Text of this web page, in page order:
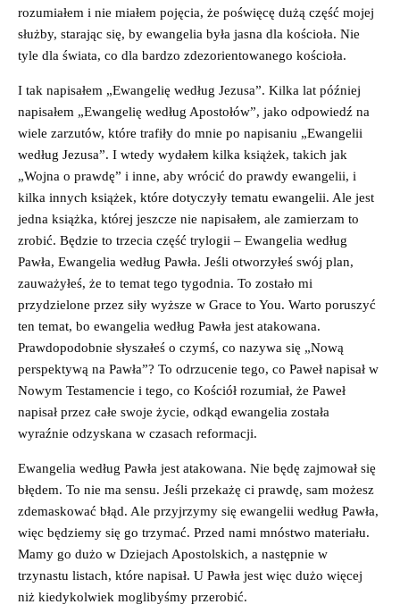
rozumiałem i nie miałem pojęcia, że poświęcę dużą część mojej
służby, starając się, by ewangelia była jasna dla kościoła. Nie
tyle dla świata, co dla bardzo zdezorientowanego kościoła.
I tak napisałem „Ewangelię według Jezusa”. Kilka lat później
napisałem „Ewangelię według Apostołów”, jako odpowiedź na
wiele zarzutów, które trafiły do mnie po napisaniu „Ewangelii
według Jezusa”. I wtedy wydałem kilka książek, takich jak
„Wojna o prawdę” i inne, aby wrócić do prawdy ewangelii, i
kilka innych książek, które dotyczyły tematu ewangelii. Ale jest
jedna książka, której jeszcze nie napisałem, ale zamierzam to
zrobić. Będzie to trzecia część trylogii – Ewangelia według
Pawła, Ewangelia według Pawła. Jeśli otworzyłeś swój plan,
zauważyłeś, że to temat tego tygodnia. To zostało mi
przydzielone przez siły wyższe w Grace to You. Warto poruszyć
ten temat, bo ewangelia według Pawła jest atakowana.
Prawdopodobnie słyszałeś o czymś, co nazywa się „Nową
perspektywą na Pawła”? To odrzucenie tego, co Paweł napisał w
Nowym Testamencie i tego, co Kościół rozumiał, że Paweł
napisał przez całe swoje życie, odkąd ewangelia została
wyraźnie odzyskana w czasach reformacji.
Ewangelia według Pawła jest atakowana. Nie będę zajmował się
błędem. To nie ma sensu. Jeśli przekażę ci prawdę, sam możesz
zdemaskować błąd. Ale przyjrzymy się ewangelii według Pawła,
więc będziemy się go trzymać. Przed nami mnóstwo materiału.
Mamy go dużo w Dziejach Apostolskich, a następnie w
trzynastu listach, które napisał. U Pawła jest więc dużo więcej
niż kiedykolwiek moglibyśmy przerobić.